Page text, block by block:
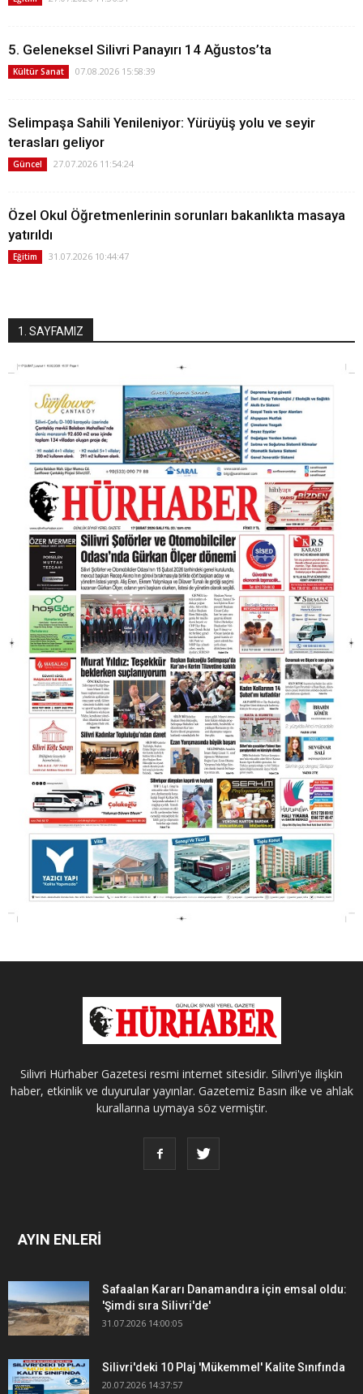
5. Geleneksel Silivri Panayırı 14 Ağustos’ta
Kültür Sanat 07.08.2026 15:58:39
Selimpaşa Sahili Yenileniyor: Yürüyüş yolu ve seyir
terasları geliyor
Güncel 27.07.2026 11:54:24
Özel Okul Öğretmenlerinin sorunları bakanlıkta masaya
yatırıldı
Eğitim 31.07.2026 10:44:47
1. SAYFAMIZ
Silivri Hürhaber Gazetesi resmi internet sitesidir. Silivri'ye ilişkin
haber, etkinlik ve duyurular yayınlar. Gazetemiz Basın ilke ve ahlak
kurallarına uymaya söz vermiştir.
AYIN ENLERİ
Safaalan Kararı Danamandıra için emsal oldu:
'Şimdi sıra Silivri'de'
31.07.2026 14:00:05
Silivri'deki 10 Plaj 'Mükemmel' Kalite Sınıfında
20.07.2026 14:37:57